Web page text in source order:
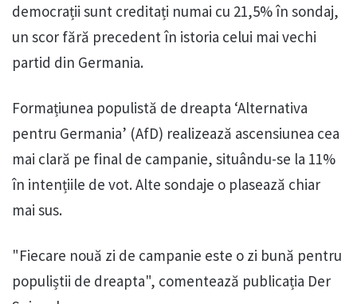
democrații sunt creditați numai cu 21,5% în sondaj,
un scor fără precedent în istoria celui mai vechi
partid din Germania.
Formațiunea populistă de dreapta ‘Alternativa
pentru Germania’ (AfD) realizează ascensiunea cea
mai clară pe final de campanie, situându-se la 11%
în intențiile de vot. Alte sondaje o plasează chiar
mai sus.
"Fiecare nouă zi de campanie este o zi bună pentru
populiștii de dreapta", comentează publicația Der